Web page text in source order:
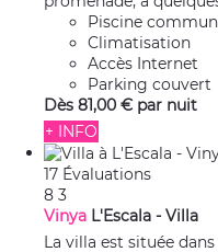
Piscine
Climatisation
Accès Internet
Parking couvert
Dès 81,00 € par nuit
+ INFO
17 Évaluations
8 3
Vinya L'Escala - Villa
La villa est située